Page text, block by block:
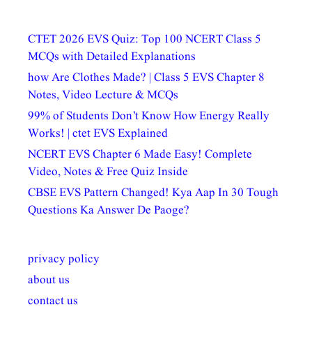
CTET 2026 EVS Quiz: Top 100 NCERT Class 5
MCQs with Detailed Explanations
how Are Clothes Made? | Class 5 EVS Chapter 8
Notes, Video Lecture & MCQs
99% of Students Don’t Know How Energy Really
Works! | ctet EVS Explained
NCERT EVS Chapter 6 Made Easy! Complete
Video, Notes & Free Quiz Inside
CBSE EVS Pattern Changed! Kya Aap In 30 Tough
Questions Ka Answer De Paoge?
privacy policy
about us
contact us